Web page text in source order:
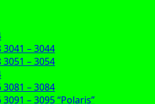
3041 – 3044
3051 – 3054
3081 – 3084
– 3095 “Polaris”